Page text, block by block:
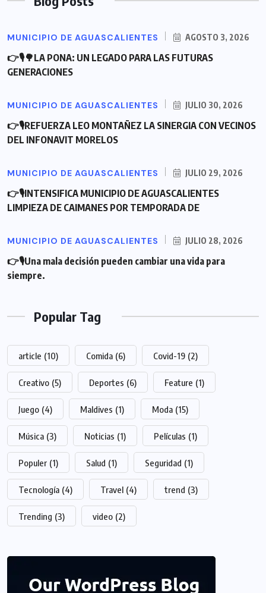
MUNICIPIO DE AGUASCALIENTES AGOSTO 3, 2026
👉🎙🌳LA PONA: UN LEGADO PARA LAS FUTURAS
GENERACIONES
MUNICIPIO DE AGUASCALIENTES JULIO 30, 2026
👉🎙REFUERZA LEO MONTAÑEZ LA SINERGIA CON VECINOS
DEL INFONAVIT MORELOS
MUNICIPIO DE AGUASCALIENTES JULIO 29, 2026
👉🎙INTENSIFICA MUNICIPIO DE AGUASCALIENTES
LIMPIEZA DE CAIMANES POR TEMPORADA DE
MUNICIPIO DE AGUASCALIENTES JULIO 28, 2026
👉🎙Una mala decisión pueden cambiar una vida para
siempre.
Popular Tag
article (10) Comida (6) Covid-19 (2)
Creativo (5) Deportes (6) Feature (1)
Juego (4) Maldives (1) Moda (15)
Música (3) Noticias (1) Películas (1)
Populer (1) Salud (1) Seguridad (1)
Tecnología (4) Travel (4) trend (3)
Trending (3) video (2)